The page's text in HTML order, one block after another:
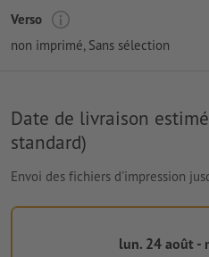
Verso
non imprimé, Sans sélection
Date de livraison
standard)
Envoi des fichiers d'impression
lun. 24 août -